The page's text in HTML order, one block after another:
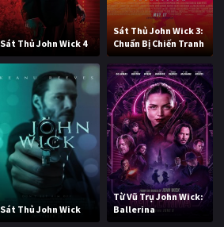
Sát Thủ John Wick 4
Sát Thủ John Wick 3:
Chuẩn Bị Chiến Tranh
Sát Thủ John Wick
Từ Vũ Trụ John Wick:
Ballerina